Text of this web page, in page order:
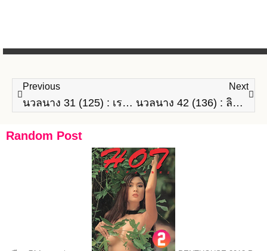
Previous
นวลนาง 31 (125) : เรขา วรรณรวี
Next
นวลนาง 42 (136) : ลินจง เลิศวิวัฒน์
Random Post